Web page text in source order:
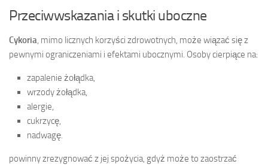
Przeciwwskazania i skutki uboczne
Cykoria, mimo licznych korzyści zdrowotnych, może wiązać się z
pewnymi ograniczeniami i efektami ubocznymi. Osoby cierpiące na:
zapalenie żołądka,
wrzody żołądka,
alergie,
cukrzycę,
nadwagę.
powinny zrezygnować z jej spożycia, gdyż może to zaostrzać